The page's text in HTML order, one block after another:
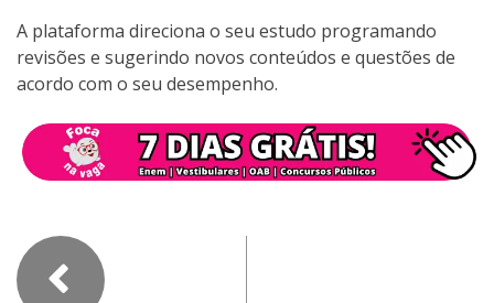
A plataforma direciona o seu estudo programando
revisões e sugerindo novos conteúdos e questões de
acordo com o seu desempenho.